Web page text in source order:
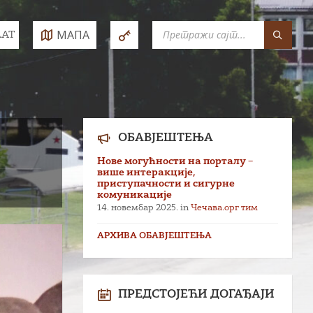
МАПА
ОБАВЈЕШТЕЊА
Нове могућности на порталу –
више интеракције,
приступачности и сигурне
комуникације
14. новембар 2025.in Чечава.орг тим
АРХИВА ОБАВЈЕШТЕЊА
ПРЕДСТОЈЕЋИ ДОГАЂАЈИ